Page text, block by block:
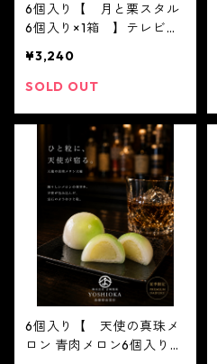
6個入り【 月と栗スタル
6個入り×1箱 】テレビで
されました！※配送日時指
定必須1日限定20個 ジュ
ご DAIFUKU あり
がとう ２０２１ spri
ng 春 イチゴ 大福
フルーツ大福 お取り寄
せ テレビで話題
¥3,240
SOLD OUT
6個入り【 天使の真珠メ
ロン 青肉メロン6個入り×1